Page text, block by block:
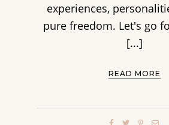
experiences,
pure freedom. Let's go
[...]
READ MORE